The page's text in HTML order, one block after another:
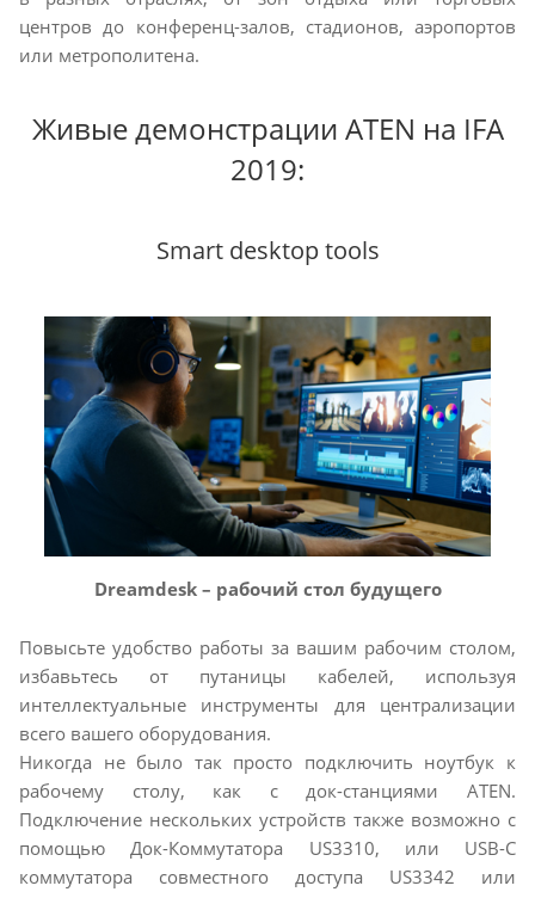
центров до конференц-залов, стадионов, аэропортов
или метрополитена.
Живые демонстрации ATEN на IFA
2019:
Smart desktop tools
Dreamdesk – рабочий стол будущего
Повысьте удобство работы за вашим рабочим столом,
избавьтесь от путаницы кабелей, используя
интеллектуальные инструменты для централизации
всего вашего оборудования.
Никогда не было так просто подключить ноутбук к
рабочему столу, как с док-станциями ATEN.
Подключение нескольких устройств также возможно с
помощью Док-Коммутатора US3310, или USB-C
коммутатора совместного доступа US3342 или